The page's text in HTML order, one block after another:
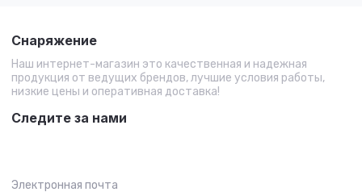
Снаряжение
Наш интернет-магазин это качественная и надежная
продукция от ведущих брендов, лучшие условия работы,
низкие цены и оперативная доставка!
Следите за нами
Электронная почта